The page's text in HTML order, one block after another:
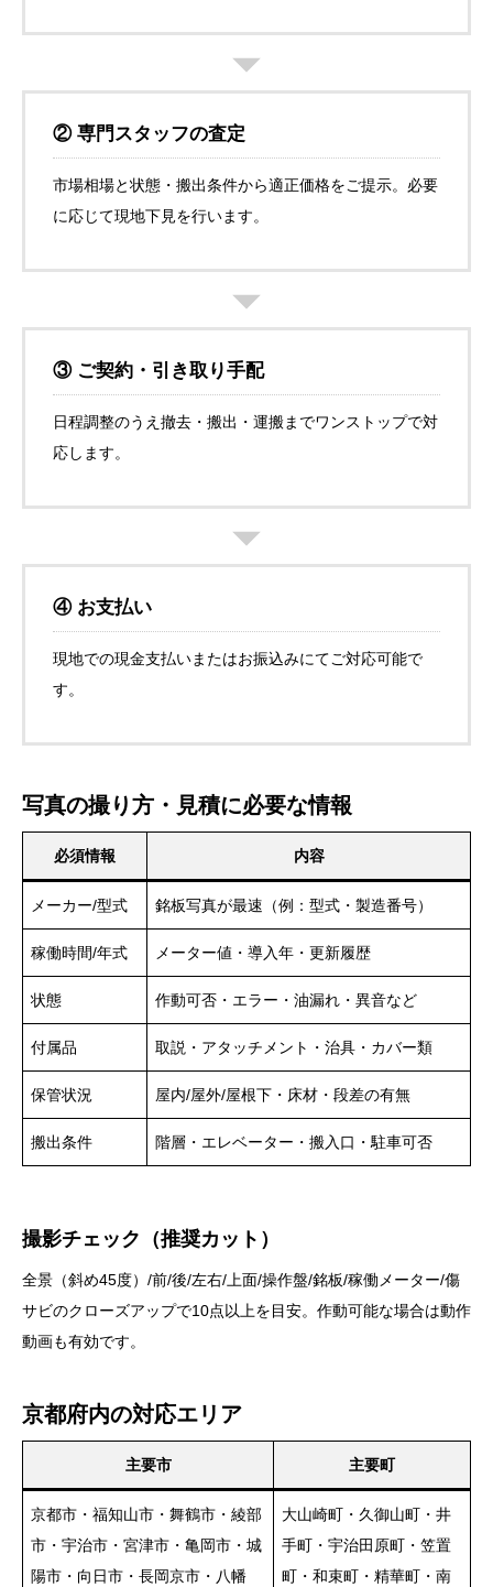
② 専門スタッフの査定
市場相場と状態・搬出条件から適正価格をご提示。必要
に応じて現地下見を行います。
③ ご契約・引き取り手配
日程調整のうえ撤去・搬出・運搬までワンストップで対
応します。
④ お支払い
現地での現金支払いまたはお振込みにてご対応可能で
す。
写真の撮り方・見積に必要な情報
必須情報 内容
メーカー/型式 銘板写真が最速（例：型式・製造番号）
稼働時間/年式 メーター値・導入年・更新履歴
状態 作動可否・エラー・油漏れ・異音など
付属品 取説・アタッチメント・治具・カバー類
保管状況 屋内/屋外/屋根下・床材・段差の有無
搬出条件 階層・エレベーター・搬入口・駐車可否
撮影チェック（推奨カット）
全景（斜め45度）/前/後/左右/上面/操作盤/銘板/稼働メーター/傷
サビのクローズアップで10点以上を目安。作動可能な場合は動作
動画も有効です。
京都府内の対応エリア
主要市 主要町
京都市・福知山市・舞鶴市・綾部
市・宇治市・宮津市・亀岡市・城
陽市・向日市・長岡京市・八幡
大山崎町・久御山町・井
手町・宇治田原町・笠置
町・和束町・精華町・南